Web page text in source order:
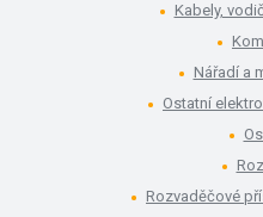
Kabely,
Nářadí a
Ostatní
Rozvaděčové